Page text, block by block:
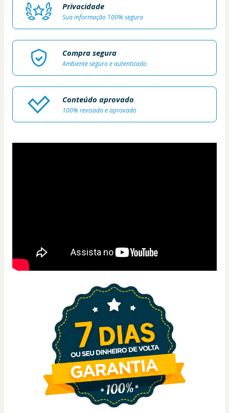
Privacidade
Sua informação 100% segura
Compra segura
Ambiente seguro e autenticado
Conteúdo aprovado
100% revisado e aprovado